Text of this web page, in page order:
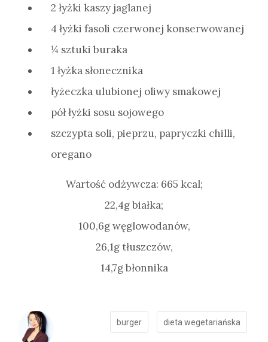
2 łyżki kaszy jaglanej
4 łyżki fasoli czerwonej konserwowanej
¼ sztuki buraka
1 łyżka słonecznika
łyżeczka ulubionej oliwy smakowej
pół łyżki sosu sojowego
szczypta soli, pieprzu, papryczki chilli,
oregano
Wartość odżywcza: 665 kcal;
22,4g białka;
100,6g węglowodanów,
26,1g tłuszczów,
14,7g błonnika
burger dieta wegetariańska